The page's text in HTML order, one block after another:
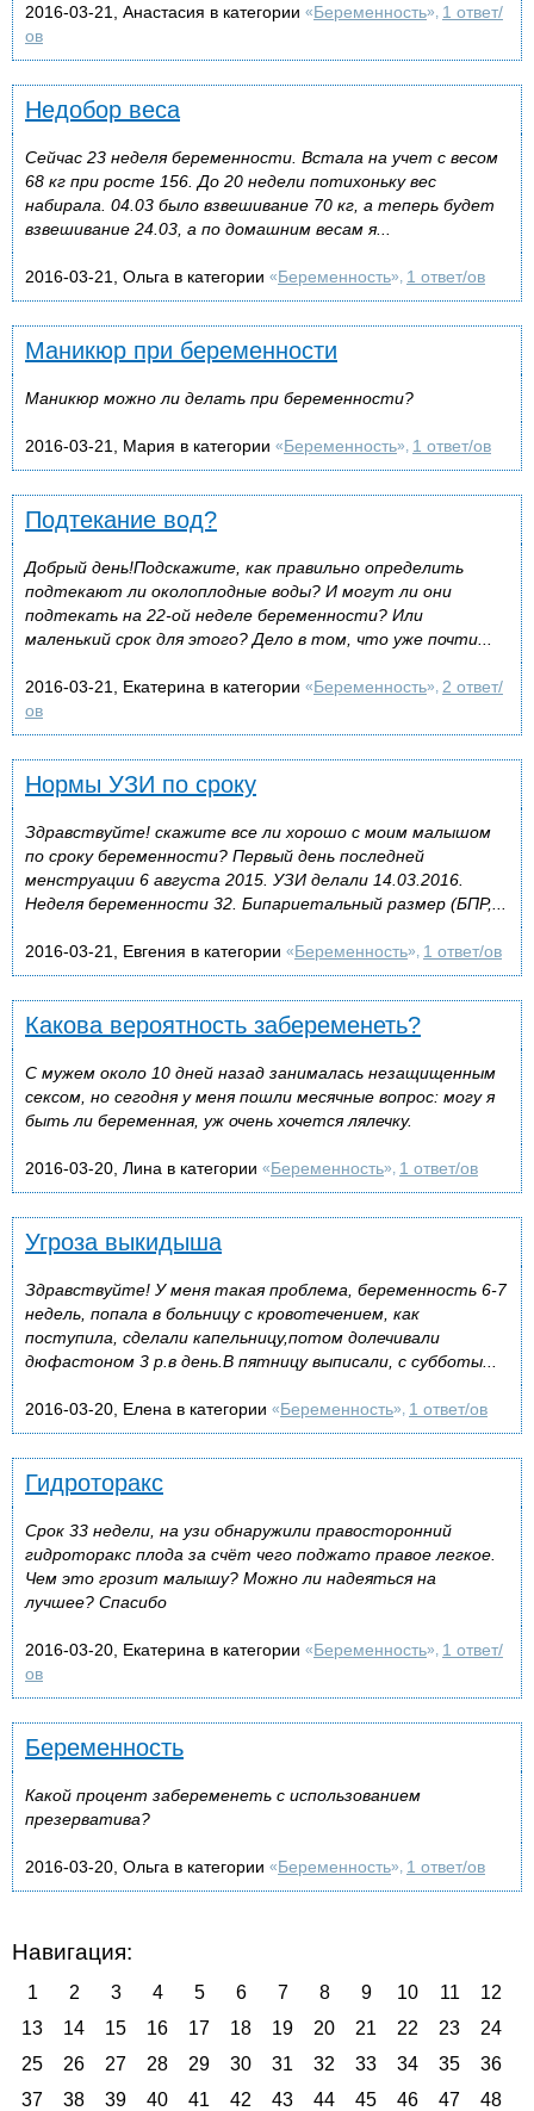
2016-03-21, Анастасия в категории «Беременность», 1 ответ/
ов
Недобор веса
Сейчас 23 неделя беременности. Встала на учет с весом
68 кг при росте 156. До 20 недели потихоньку вес
набирала. 04.03 было взвешивание 70 кг, а теперь будет
взвешивание 24.03, а по домашним весам я...
2016-03-21, Ольга в категории «Беременность», 1 ответ/ов
Маникюр при беременности
Маникюр можно ли делать при беременности?
2016-03-21, Мария в категории «Беременность», 1 ответ/ов
Подтекание вод?
Добрый день!Подскажите, как правильно определить
подтекают ли околоплодные воды? И могут ли они
подтекать на 22-ой неделе беременности? Или
маленький срок для этого? Дело в том, что уже почти...
2016-03-21, Екатерина в категории «Беременность», 2 ответ/
ов
Нормы УЗИ по сроку
Здравствуйте! скажите все ли хорошо с моим малышом
по сроку беременности? Первый день последней
менструации 6 августа 2015. УЗИ делали 14.03.2016.
Неделя беременности 32. Бипариетальный размер (БПР,...
2016-03-21, Евгения в категории «Беременность», 1 ответ/ов
Какова вероятность забеременеть?
С мужем около 10 дней назад занималась незащищенным
сексом, но сегодня у меня пошли месячные вопрос: могу я
быть ли беременная, уж очень хочется лялечку.
2016-03-20, Лина в категории «Беременность», 1 ответ/ов
Угроза выкидыша
Здравствуйте! У меня такая проблема, беременность 6-7
недель, попала в больницу с кровотечением, как
поступила, сделали капельницу,потом долечивали
дюфастоном 3 р.в день.В пятницу выписали, с субботы...
2016-03-20, Елена в категории «Беременность», 1 ответ/ов
Гидроторакс
Срок 33 недели, на узи обнаружили правосторонний
гидроторакс плода за счёт чего поджато правое легкое.
Чем это грозит малышу? Можно ли надеяться на
лучшее? Спасибо
2016-03-20, Екатерина в категории «Беременность», 1 ответ/
ов
Беременность
Какой процент забеременеть с использованием
презерватива?
2016-03-20, Ольга в категории «Беременность», 1 ответ/ов
Навигация:
1 2 3 4 5 6 7 8 9 10 11
12
13
14 15 16 17 18 19 20 21 22 23
24
25
26 27 28 29 30 31 32 33 34 35
36
37
38 39 40 41 42 43 44 45 46 47
48